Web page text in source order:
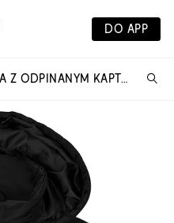
DO APP
LEKKA KURTKA PIKOWANA Z ODPINANYM KAPTUREM